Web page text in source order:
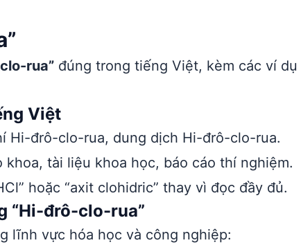
rua” đúng trong tiếng Việt, kèm các ví dụ
Việt
Hi-đrô-clo-rua, dung dịch Hi-đrô-clo-rua.
tài liệu khoa học, báo cáo thí nghiệm.
hoặc “axit clohidric” thay vì đọc đầy đủ.
“Hi-đrô-clo-rua”
lĩnh vực hóa học và công nghiệp: